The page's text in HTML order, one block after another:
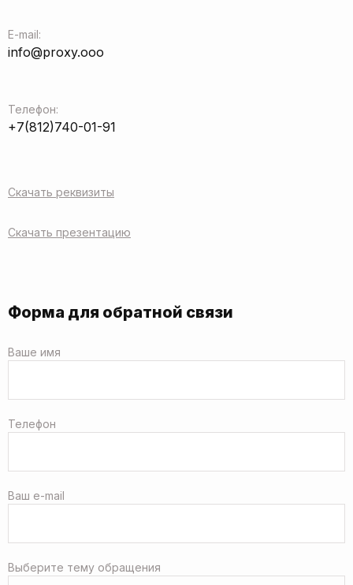
E-mail:
info@proxy.ooo
Телефон:
+7(812)740-01-91
Скачать реквизиты
Скачать презентацию
Форма для обратной связи
Ваше имя
Телефон
Ваш e-mail
Выберите тему обращения